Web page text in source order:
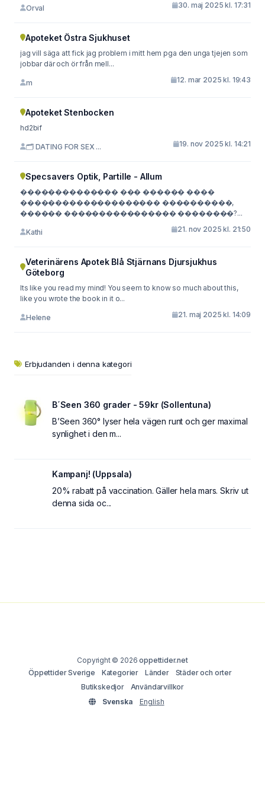
Orval 30. maj 2025 kl. 17:31
Apoteket Östra Sjukhuset
jag vill säga att fick jag problem i mitt hem pga den unga tjejen som
jobbar där och ör från mell...
m 12. mar 2025 kl. 19:43
Apoteket Stenbocken
hd2bif
🗂 DATING FOR SEX ... 19. nov 2025 kl. 14:21
Specsavers Optik, Partille - Allum
�������������� ��� ������ ����
�������������������� ����������,
������ ���������������� ��������?...
Kathi 21. nov 2025 kl. 21:50
Veterinärens Apotek Blå Stjärnans Djursjukhus
Göteborg
Its like you read my mind! You seem to know so much about this,
like you wrote the book in it o...
Helene 21. maj 2025 kl. 14:09
Erbjudanden i denna kategori
B´Seen 360 grader - 59kr (Sollentuna)
B’Seen 360° lyser hela vägen runt och ger maximal
synlighet i den m...
Kampanj! (Uppsala)
20% rabatt på vaccination. Gäller hela mars. Skriv ut
denna sida oc...
Copyright © 2026oppettider.net
Öppettider Sverige
Kategorier Länder
Städer och orter
Butikskedjor
Användarvillkor
Svenska
English